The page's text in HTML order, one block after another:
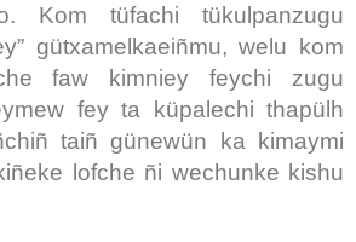
Kom tüfachi tükulpanzugu
gütxamelkaeiñmu, welu kom
faw kimniey feychi zugu
fey ta küpalechi thapülh
taiñ günewün ka kimaymi
lofche ñi wechunke kishu